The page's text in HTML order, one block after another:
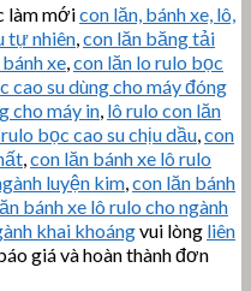
làm mớicon lăn, bánh xe, lô,
tự nhiên con lăn băng tải
xe con lăn lo rulo bọc
cao su dùng cho máy đóng
cho máy in lô rulo con lăn
bọc cao su chịu dầu con
con lăn bánh xe lô rulo
luyện kim con lăn bánh
bánh xe lô rulo cho ngành
khai khoángvui lòng liên
giá và hoàn thành đơn